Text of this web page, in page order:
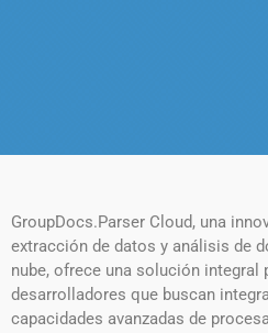
GroupDocs.Parser Cloud, una
extracción de datos y análisis de
nube, ofrece una solución integral
desarrolladores que buscan
capacidades avanzadas de